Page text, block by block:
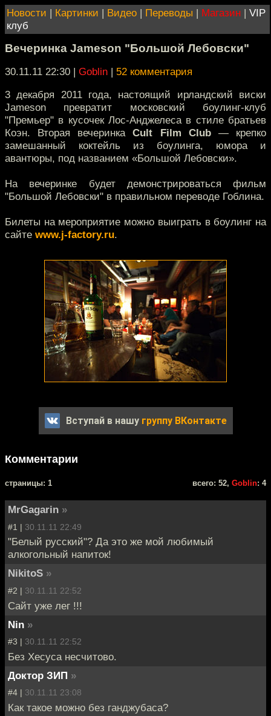
Новости | Картинки | Видео | Переводы | Магазин | VIP
клуб
Вечеринка Jameson "Большой Лебовски"
30.11.11 22:30 | Goblin | 52 комментария
3 декабря 2011 года, настоящий ирландский виски
Jameson превратит московский боулинг-клуб
"Премьер" в кусочек Лос-Анджелеса в стиле братьев
Коэн. Вторая вечеринкаCult Film Club— крепко
замешанный коктейль из боулинга, юмора и
авантюры, под названием «Большой Лебовски».
На вечеринке будет демонстрироваться фильм
"Большой Лебовски" в правильном переводе Гоблина.
Билеты на мероприятие можно выиграть в боулинг на
сайте www.j-factory.ru.
Вступай в нашу группу ВКонтакте
Комментарии
cтраницы: 1 всего: 52, Goblin: 4
MrGagarin »
#1 | 30.11.11 22:49
"Белый русский"? Да это же мой любимый
алкогольный напиток!
NikitoS »
#2 | 30.11.11 22:52
Сайт уже лег !!!
Nin »
#3 | 30.11.11 22:52
Без Хесуса несчитово.
Доктор ЗИП »
#4 | 30.11.11 23:08
Как такое можно без ганджубаса?